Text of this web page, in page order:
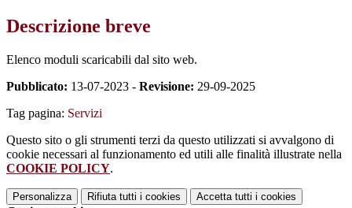
Descrizione breve
Elenco moduli scaricabili dal sito web.
Pubblicato: 13-07-2023 - Revisione: 29-09-2025
Tag pagina: Servizi
Questo sito o gli strumenti terzi da questo utilizzati si avvalgono di
cookie necessari al funzionamento ed utili alle finalità illustrate nella
COOKIE POLICY.
Personalizza Rifiuta tutti i cookies Accetta tutti i cookies